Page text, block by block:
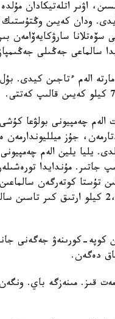
اۋىر اتلەتيكادان
ودان كەيىن وڭتۇستىك
سۆەتلانا
الەم ءتاجىن كيدى.
چەمپيونى بولۋعا
جۇز
يليا يلين الەم
جاتىر. مۇندايدا
تۇستا كوتەرگەن
زىلتەمىردىڭ ءبىر باسىنا 2،5
كورىنەۋ جەگەنى
دەگەن.
مىنەزگە باي.